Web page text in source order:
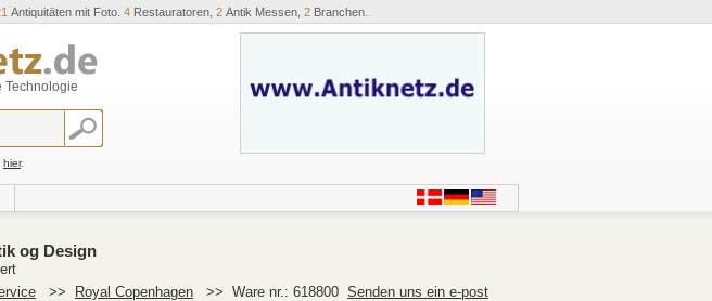
Antiquitäten mit Foto. 4Restauratoren, 2Antik Messen, 2Branchen.
Technologie
hier.
og Design
>> Royal Copenhagen >> Ware nr.: 618800 Senden uns ein e-post